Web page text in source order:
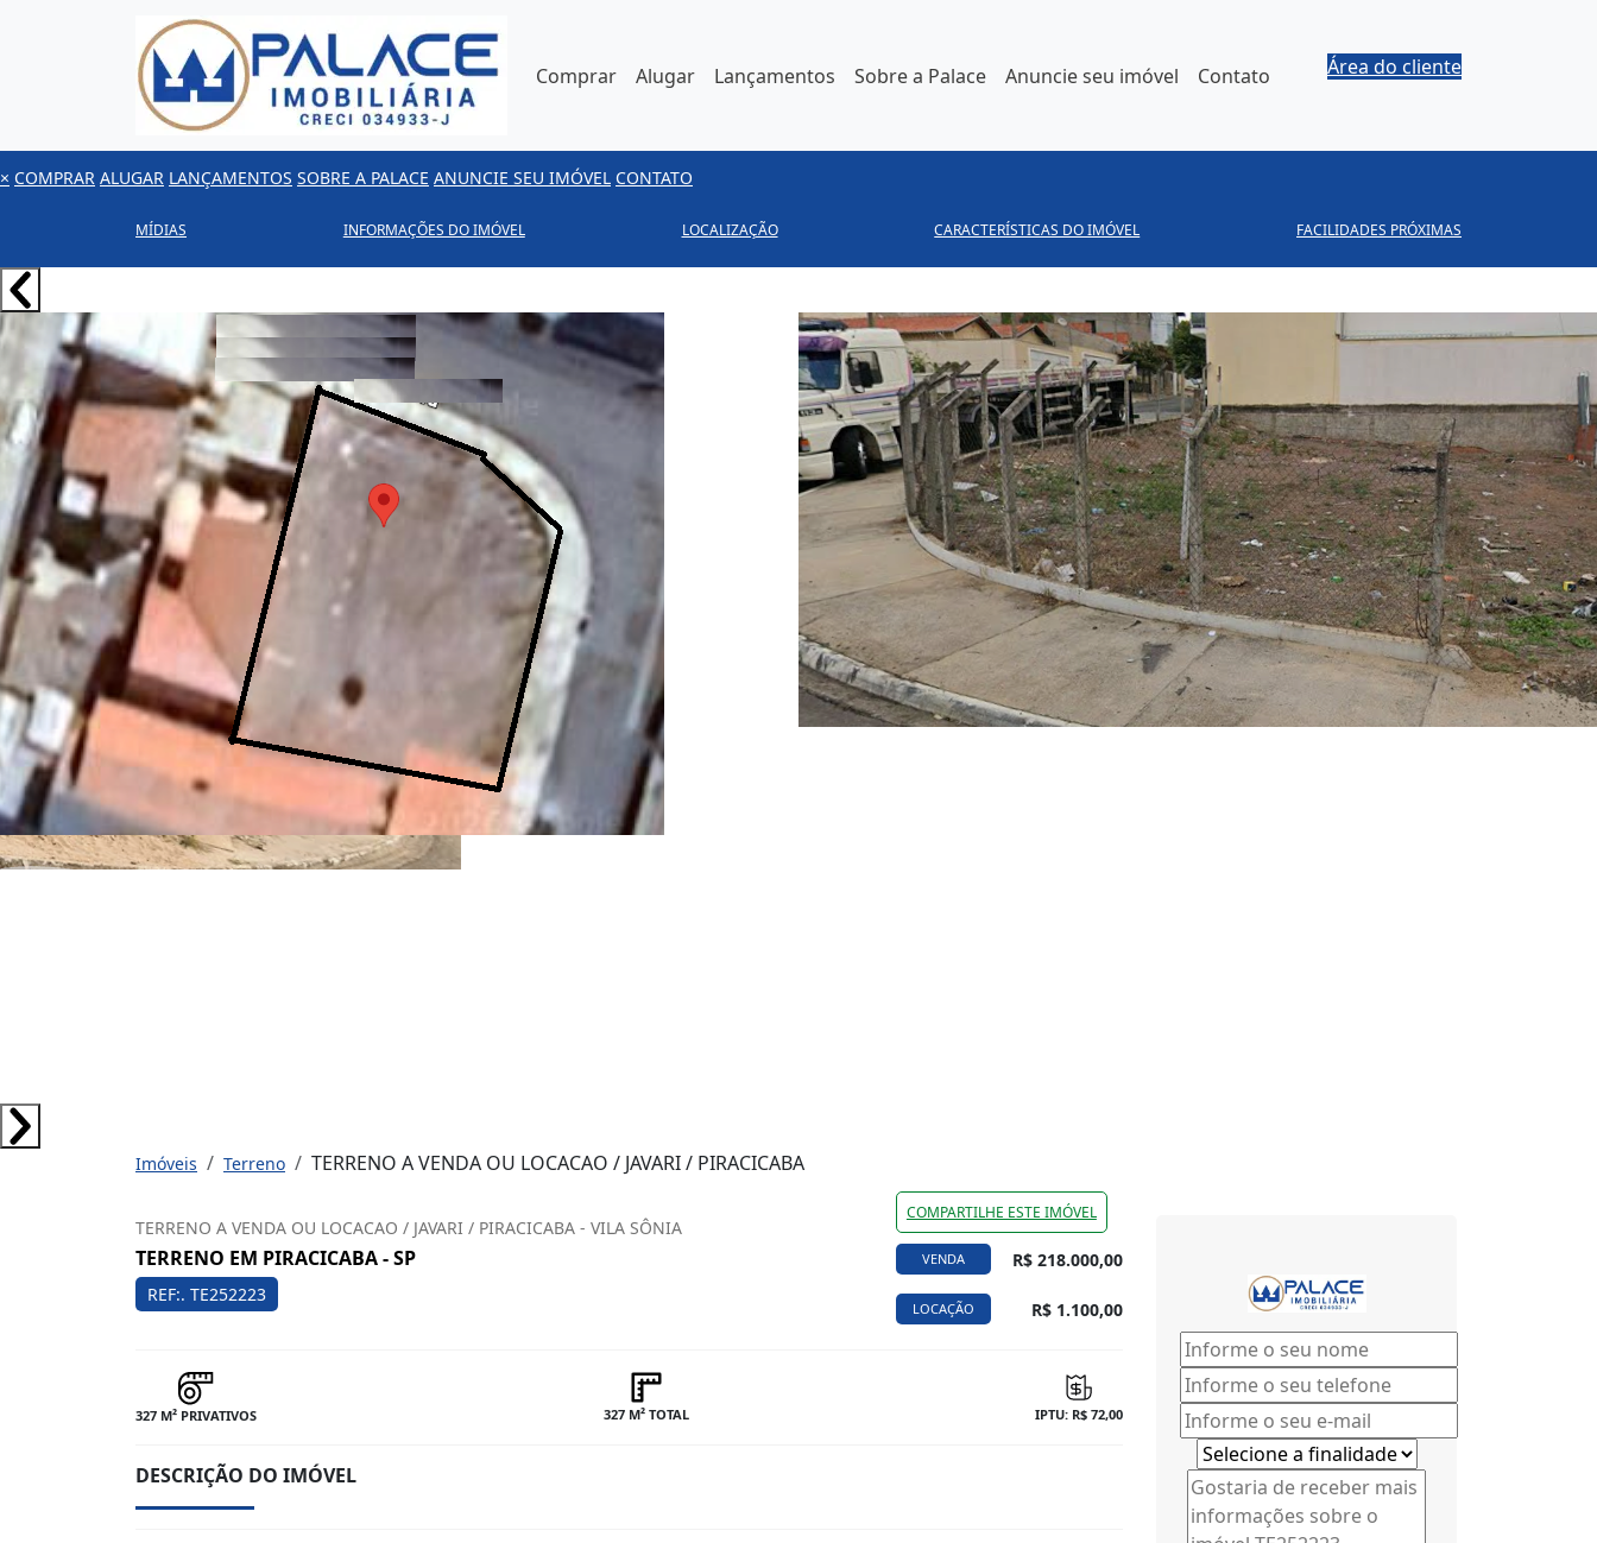
Comprar Alugar Lançamentos Sobre a Palace Anuncie seu imóvel Contato Área do cliente
× COMPRAR ALUGAR LANÇAMENTOS SOBRE A PALACE ANUNCIE SEU IMÓVEL CONTATO
MÍDIAS INFORMAÇÕES DO IMÓVEL LOCALIZAÇÃO CARACTERÍSTICAS DO IMÓVEL FACILIDADES PRÓXIMAS
Imóveis Terreno TERRENO A VENDA OU LOCACAO / JAVARI / PIRACICABA
TERRENO A VENDA OU LOCACAO / JAVARI / PIRACICABA - VILA SÔNIA
TERRENO EM PIRACICABA - SP
REF:. TE252223
COMPARTILHE ESTE IMÓVEL
VENDA R$ 218.000,00
LOCAÇÃO R$ 1.100,00
327 M² PRIVATIVOS 327 M² TOTAL IPTU: R$ 72,00
DESCRIÇÃO DO IMÓVEL